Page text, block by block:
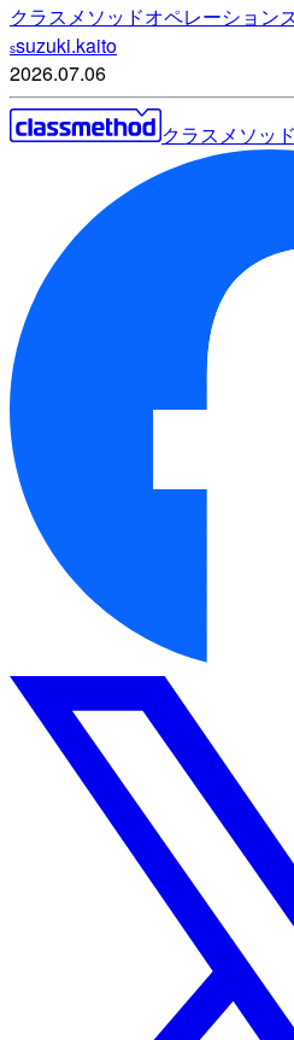
クラスメソッドオペレーション
ssuzuki.kaito
2026.07.06
クラスメソッ